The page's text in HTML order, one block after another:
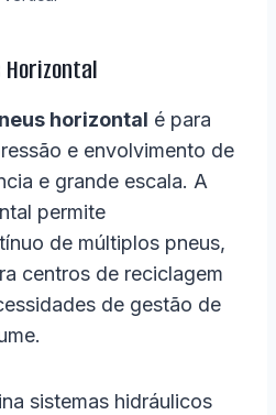
Horizontal
horizontal é para
e envolvimento de
e grande escala. A
permite
de múltiplos pneus,
centros de reciclagem
de gestão de
sistemas hidráulicos